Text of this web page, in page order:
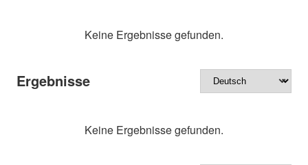
Keine Ergebnisse gefunden.
Ergebnisse
Keine Ergebnisse gefunden.